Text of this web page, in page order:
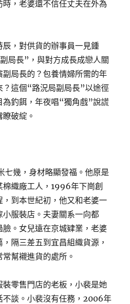
，老婆還不信任丈夫在外為
，對供貨的辦事員一見鍾
局長”，與對方成長成戀人關
局長的？包養情婦所需的年
？這個“路況局副局長”以途徑
為釣餌，年夜唱“獨角戲”說謊
破綻。
七幾，身材略顯發福。他原是
棉織廠工人，1996年下崗創
到本世紀初，他又和老婆一
服裝店。夫妻關系一向都
。女兒遠在京城肄業，老婆
隔三差五到宜昌組織貨源，
幫襯進貨的處所。
零售門店的老板，小裴是她
不談。小裴沒有任務，2006年